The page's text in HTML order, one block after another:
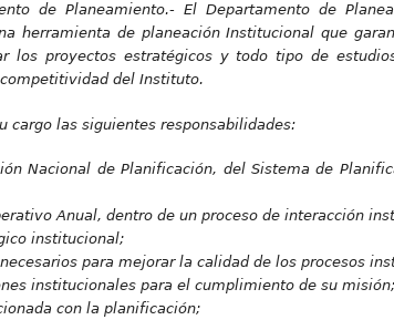
de Planeamiento.-El Departamento de
herramienta de planeación Institucional que
los proyectos estratégicos y todo tipo de
del Instituto.
cargo las siguientes responsabilidades:
Nacional de Planificación, del Sistema de
Anual, dentro de un proceso de interacción
institucional;
para mejorar la calidad de los procesos
institucionales para el cumplimiento de su misión;
con la planificación;